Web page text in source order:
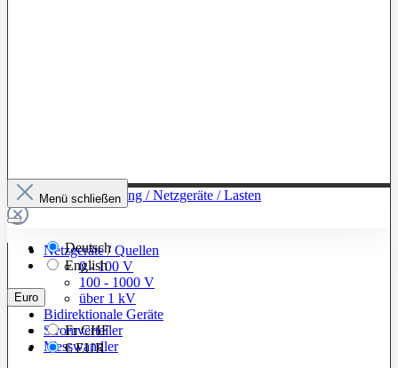
Zur Kategorie: Leistung / Netzgeräte / Lasten
Netzgeräte / Quellen
0 - 100 V
100 - 1000 V
über 1 kV
Bidirektionale Geräte
Stromverteiler
Messwandler
Menü schließen
Deutsch
English
Euro
FrCHF
€EUR